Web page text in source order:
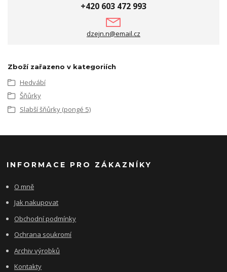
+420 603 472 993
dzejn.n@email.cz
Zboží zařazeno v kategoriích
Hedvábí
Šňůrky
Slabší šňůrky (pongé 5)
INFORMACE PRO ZÁKAZNÍKY
O mně
Jak nakupovat
Obchodní podmínky
Ochrana soukromí
Archiv výrobků
Kontakty